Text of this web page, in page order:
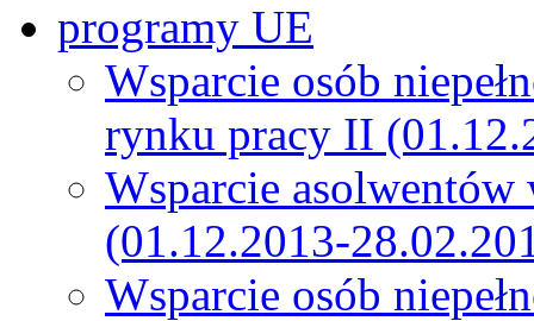
programy UE
Wsparcie osób
rynku pracy II
Wsparcie
(01.12.2013-
Wsparcie osób